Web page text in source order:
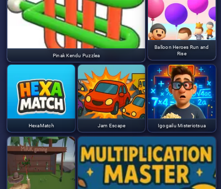
Pinak Kendu Puzzlea
Balloon Heroes Run and
Rise
HexaMatch Jam Escape Igogailu Misteriotsua